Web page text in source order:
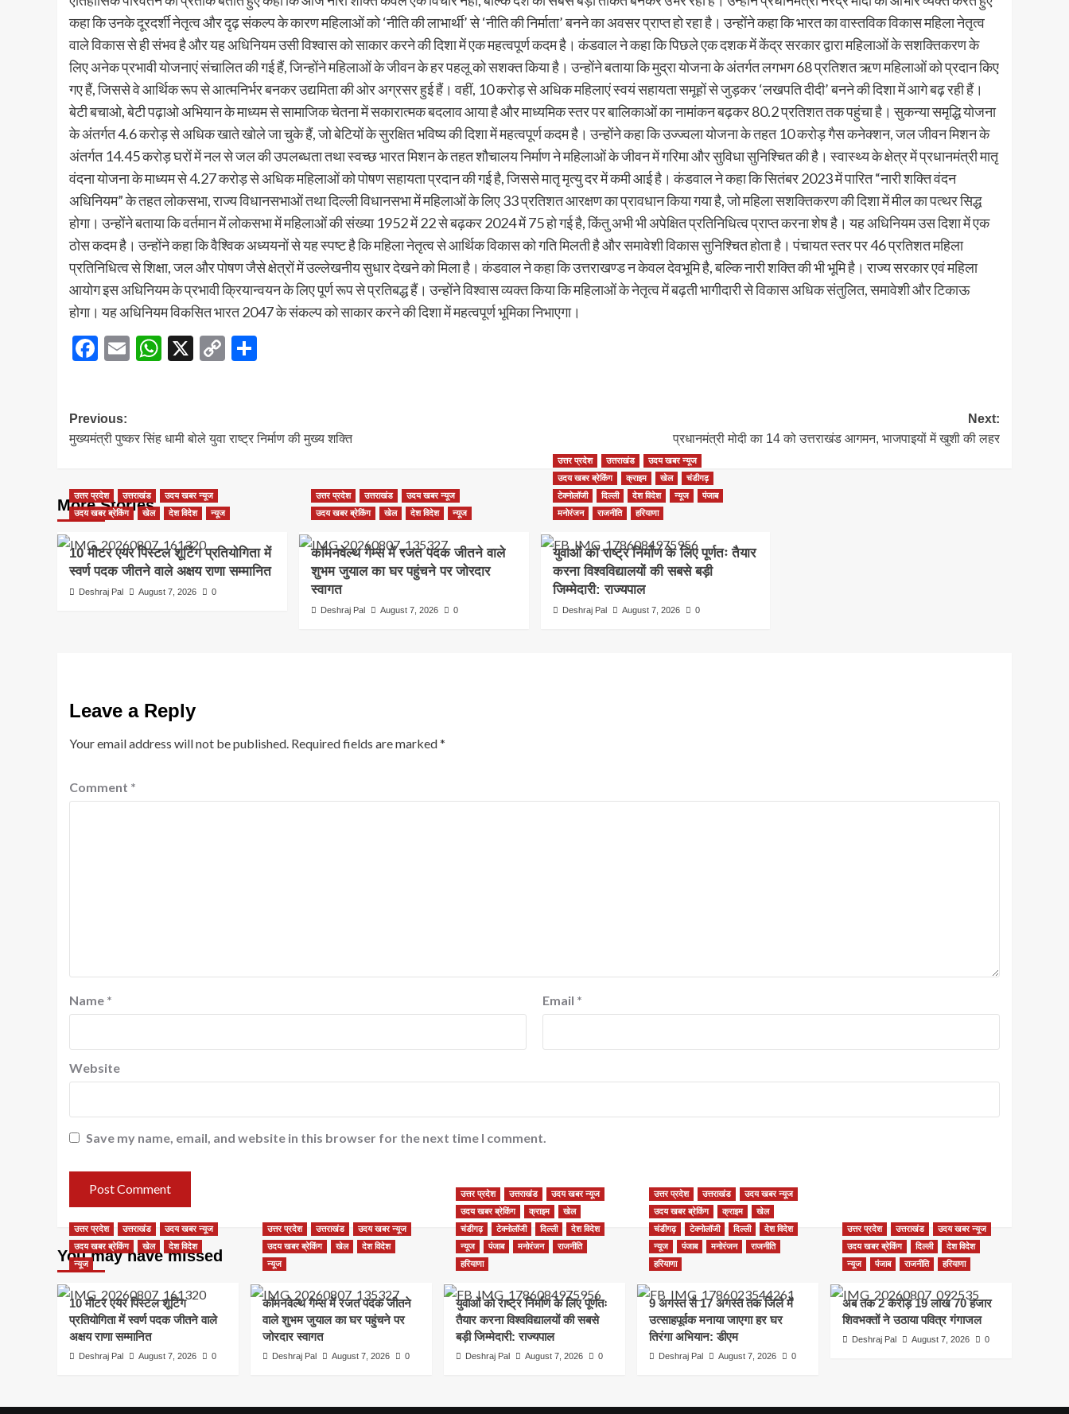
कहा कि उनके दूरदर्शी नेतृत्व और दृढ़ संकल्प के कारण महिलाओं को ‘नीति की लाभार्थी’ से ‘नीति की निर्माता’ बनने का अवसर प्राप्त हो रहा है। उन्होंने कहा कि भारत का वास्तविक विकास महिला नेतृत्व
वाले विकास से ही संभव है और यह अधिनियम उसी विश्वास को साकार करने की दिशा में एक महत्वपूर्ण कदम है। कंडवाल ने कहा कि पिछले एक दशक में केंद्र सरकार द्वारा महिलाओं के सशक्तिकरण के
लिए अनेक प्रभावी योजनाएं संचालित की गई हैं, जिन्होंने महिलाओं के जीवन के हर पहलू को सशक्त किया है। उन्होंने बताया कि मुद्रा योजना के अंतर्गत लगभग 68 प्रतिशत ऋण महिलाओं को प्रदान किए
गए हैं, जिससे वे आर्थिक रूप से आत्मनिर्भर बनकर उद्यमिता की ओर अग्रसर हुई हैं। वहीं, 10 करोड़ से अधिक महिलाएं स्वयं सहायता समूहों से जुड़कर ‘लखपति दीदी’ बनने की दिशा में आगे बढ़ रही हैं।
बेटी बचाओ, बेटी पढ़ाओ अभियान के माध्यम से सामाजिक चेतना में सकारात्मक बदलाव आया है और माध्यमिक स्तर पर बालिकाओं का नामांकन बढ़कर 80.2 प्रतिशत तक पहुंचा है। सुकन्या समृद्धि योजना
के अंतर्गत 4.6 करोड़ से अधिक खाते खोले जा चुके हैं, जो बेटियों के सुरक्षित भविष्य की दिशा में महत्वपूर्ण कदम है। उन्होंने कहा कि उज्ज्वला योजना के तहत 10 करोड़ गैस कनेक्शन, जल जीवन मिशन के
अंतर्गत 14.45 करोड़ घरों में नल से जल की उपलब्धता तथा स्वच्छ भारत मिशन के तहत शौचालय निर्माण ने महिलाओं के जीवन में गरिमा और सुविधा सुनिश्चित की है। स्वास्थ्य के क्षेत्र में प्रधानमंत्री मातृ
वंदना योजना के माध्यम से 4.27 करोड़ से अधिक महिलाओं को पोषण सहायता प्रदान की गई है, जिससे मातृ मृत्यु दर में कमी आई है। कंडवाल ने कहा कि सितंबर 2023 में पारित “नारी शक्ति वंदन
अधिनियम” के तहत लोकसभा, राज्य विधानसभाओं तथा दिल्ली विधानसभा में महिलाओं के लिए 33 प्रतिशत आरक्षण का प्रावधान किया गया है, जो महिला सशक्तिकरण की दिशा में मील का पत्थर सिद्ध
होगा। उन्होंने बताया कि वर्तमान में लोकसभा में महिलाओं की संख्या 1952 में 22 से बढ़कर 2024 में 75 हो गई है, किंतु अभी भी अपेक्षित प्रतिनिधित्व प्राप्त करना शेष है। यह अधिनियम उस दिशा में एक
ठोस कदम है। उन्होंने कहा कि वैश्विक अध्ययनों से यह स्पष्ट है कि महिला नेतृत्व से आर्थिक विकास को गति मिलती है और समावेशी विकास सुनिश्चित होता है। पंचायत स्तर पर 46 प्रतिशत महिला
प्रतिनिधित्व से शिक्षा, जल और पोषण जैसे क्षेत्रों में उल्लेखनीय सुधार देखने को मिला है। कंडवाल ने कहा कि उत्तराखण्ड न केवल देवभूमि है, बल्कि नारी शक्ति की भी भूमि है। राज्य सरकार एवं महिला
आयोग इस अधिनियम के प्रभावी क्रियान्वयन के लिए पूर्ण रूप से प्रतिबद्ध हैं। उन्होंने विश्वास व्यक्त किया कि महिलाओं के नेतृत्व में बढ़ती भागीदारी से विकास अधिक संतुलित, समावेशी और टिकाऊ
होगा। यह अधिनियम विकसित भारत 2047 के संकल्प को साकार करने की दिशा में महत्वपूर्ण भूमिका निभाएगा।
Facebook
EmailWhatsApp
X
Copy
Post
navigation
Previous:
मुख्यमंत्री पुष्कर सिंह धामी बोले युवा राष्ट्र निर्माण की मुख्य शक्ति
Next:
प्रधानमंत्री मोदी का 14 को उत्तराखंड आगमन, भाजपाइयों में खुशी की लहर
More Stories
उत्तर प्रदेश उत्तराखंड
उदय खबर न्यूज
उदय खबर ब्रेकिंग
खेल देश विदेश न्यूज
10 मीटर एयर पिस्टल शूटिंग प्रतियोगिता में
स्वर्ण पदक जीतने वाले अक्षय राणा सम्मानित
Deshraj Pal August 7, 2026 0
उत्तर प्रदेश उत्तराखंड
उदय खबर न्यूज
उदय खबर ब्रेकिंग
खेल देश विदेश न्यूज
कॉमनवेल्थ गेम्स में रजत पदक जीतने वाले
शुभम जुयाल का घर पहुंचने पर जोरदार
स्वागत
Deshraj Pal August 7, 2026 0
उत्तर प्रदेश उत्तराखंड
उदय खबर न्यूज
उदय खबर ब्रेकिंग
क्राइम खेल
चंडीगढ़
टेक्नोलॉजी
दिल्ली देश विदेश न्यूज
पंजाब
मनोरंजन
राजनीति हरियाणा
युवाओं को राष्ट्र निर्माण के लिए पूर्णतः तैयार
करना विश्वविद्यालयों की सबसे बड़ी
जिम्मेदारी: राज्यपाल
Deshraj Pal August 7, 2026 0
Leave a Reply
Your email address will not be published. Required fields are marked*
Comment *
Name * Email *
Website
Save my name, email, and website in this browser for the next time I comment.
You may have missed
उत्तर प्रदेश उत्तराखंड
उदय खबर न्यूज
उदय खबर ब्रेकिंग
खेल
देश विदेश
न्यूज
10 मीटर एयर पिस्टल शूटिंग
प्रतियोगिता में स्वर्ण पदक जीतने वाले
अक्षय राणा सम्मानित
Deshraj Pal August 7, 2026 0
उत्तर प्रदेश उत्तराखंड
उदय खबर न्यूज
उदय खबर ब्रेकिंग
खेल
देश विदेश
न्यूज
कॉमनवेल्थ गेम्स में रजत पदक जीतने
वाले शुभम जुयाल का घर पहुंचने पर
जोरदार स्वागत
Deshraj Pal August 7, 2026 0
उत्तर प्रदेश उत्तराखंड
उदय खबर न्यूज
उदय खबर ब्रेकिंग
क्राइम
खेल
चंडीगढ़
टेक्नोलॉजी दिल्ली
देश विदेश
न्यूज
पंजाब मनोरंजन
राजनीति
हरियाणा
युवाओं को राष्ट्र निर्माण के लिए पूर्णतः
तैयार करना विश्वविद्यालयों की सबसे
बड़ी जिम्मेदारी: राज्यपाल
Deshraj Pal August 7, 2026 0
उत्तर प्रदेश उत्तराखंड
उदय खबर न्यूज
उदय खबर ब्रेकिंग
क्राइम
खेल
चंडीगढ़
टेक्नोलॉजी दिल्ली
देश विदेश
न्यूज
पंजाब मनोरंजन
राजनीति
हरियाणा
9 अगस्त से 17 अगस्त तक जिले में
उत्साहपूर्वक मनाया जाएगा हर घर
तिरंगा अभियान: डीएम
Deshraj Pal August 7, 2026 0
उत्तर प्रदेश उत्तराखंड
उदय खबर न्यूज
उदय खबर ब्रेकिंग
दिल्ली
देश विदेश
न्यूज
पंजाब राजनीति हरियाणा
अब तक 2 करोड़ 19 लाख 70 हजार
शिवभक्तों ने उठाया पवित्र गंगाजल
Deshraj Pal August 7, 2026 0